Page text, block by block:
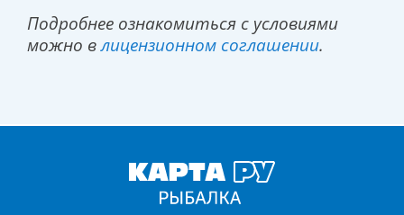
Подробнее ознакомиться с условиями
можно влицензионном соглашении.